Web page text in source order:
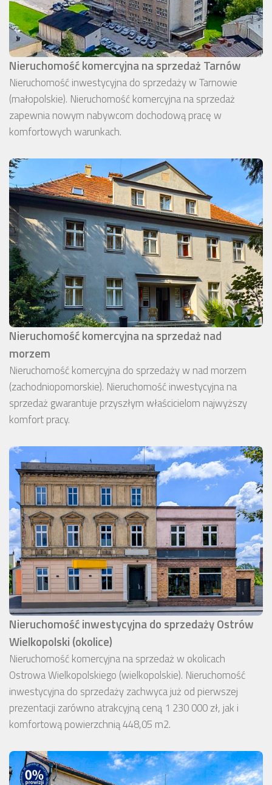
Nieruchomość komercyjna na sprzedaż Tarnów
Nieruchomość inwestycyjna do sprzedaży w Tarnowie
(małopolskie). Nieruchomość komercyjna na sprzedaż
zapewnia nowym nabywcom dochodową pracę w
komfortowych warunkach.
Nieruchomość komercyjna na sprzedaż nad
morzem
Nieruchomość komercyjna do sprzedaży w nad morzem
(zachodniopomorskie). Nieruchomość inwestycyjna na
sprzedaż gwarantuje przyszłym właścicielom najwyższy
komfort pracy.
Nieruchomość inwestycyjna do sprzedaży Ostrów
Wielkopolski (okolice)
Nieruchomość komercyjna na sprzedaż w okolicach
Ostrowa Wielkopolskiego (wielkopolskie). Nieruchomość
inwestycyjna do sprzedaży zachwyca już od pierwszej
prezentacji zarówno atrakcyjną ceną 1 230 000 zł, jak i
komfortową powierzchnią 448,05 m2.